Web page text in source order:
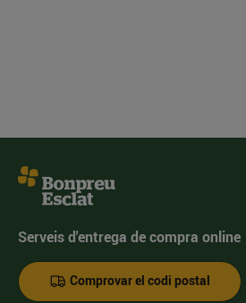
Serveis d'entrega de compra online
Comprovar el codi postal